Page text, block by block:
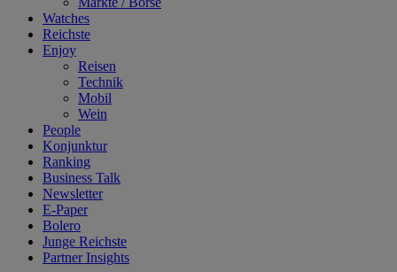
Watches
Reichste
Enjoy
Reisen
Technik
Mobil
Wein
People
Konjunktur
Ranking
Business Talk
Newsletter
E-Paper
Bolero
Junge Reichste
Partner Insights